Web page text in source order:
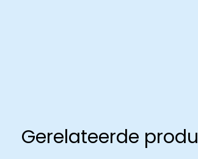
Gerelateerde